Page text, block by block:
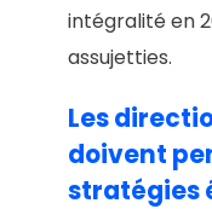
intégralité en
assujetties.
Les
doivent
stratégies